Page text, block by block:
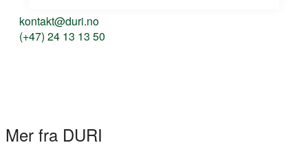
kontakt@duri.no
(+47) 24 13 13 50
Mer fra DURI